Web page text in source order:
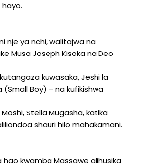
nje ya nchi, walitajwa na
Musa Joseph Kisoka na Deo
kuwasaka, Jeshi la
(Small Boy) – na kufikishwa
Stella Mugasha, katika
shauri hilo mahakamani.
kwamba Massawe alihusika